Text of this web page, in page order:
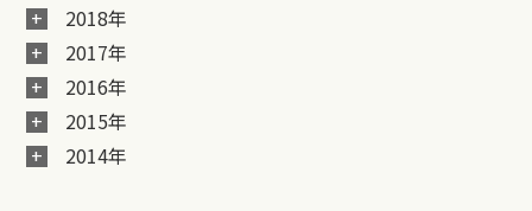
2018年
2017年
2016年
2015年
2014年